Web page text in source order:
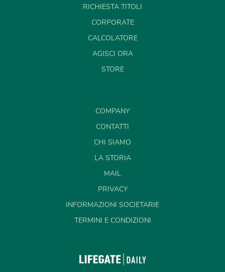
RICHIESTA TITOLI
CORPORATE
CALCOLATORE
AGISCI ORA
STORE
COMPANY
CONTATTI
CHI SIAMO
LA STORIA
MAIL
PRIVACY
INFORMAZIONI SOCIETARIE
TERMINI E CONDIZIONI